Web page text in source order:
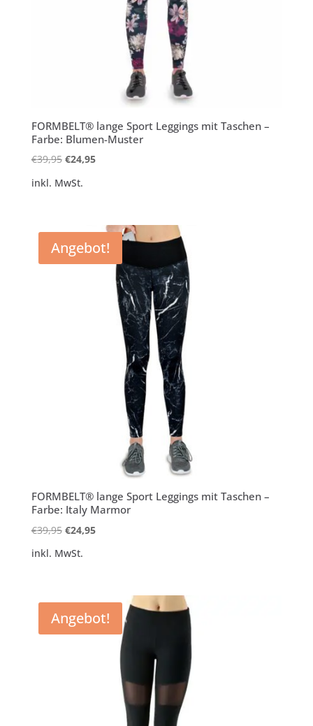
FORMBELT® lange Sport Leggings mit Taschen –
Farbe: Blumen-Muster
€39,95 Ursprünglicher
war:
€24,95Aktueller
inkl. MwSt.
Angebot!
FORMBELT® lange Sport Leggings mit Taschen –
Farbe: Italy Marmor
€39,95 Ursprünglicher
war:
€24,95Aktueller
inkl. MwSt.
Angebot!